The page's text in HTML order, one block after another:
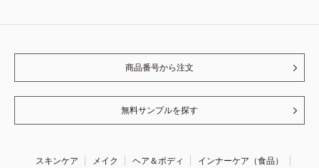
商品番号から注文
無料サンプルを探す
スキンケア メイク ヘア＆ボディ
インナーケア（食品）